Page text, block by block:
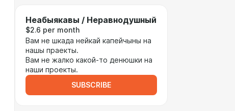
Неабыякавы / Неравнодушный
$2.6 per month
Вам не шкада нейкай капейчыны на
нашы праекты.
Вам не жалко какой-то денюшки на
наши проекты.
SUBSCRIBE